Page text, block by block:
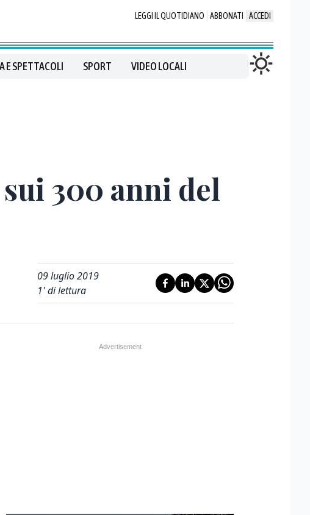
LEGGI IL QUOTIDIANO ABBONATI ACCEDI
E SPETTACOLI SPORT VIDEO LOCALI
300 anni del
09 luglio 2019
1' di lettura